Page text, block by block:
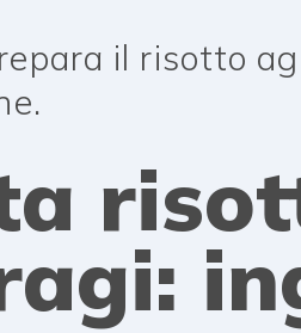
il risotto